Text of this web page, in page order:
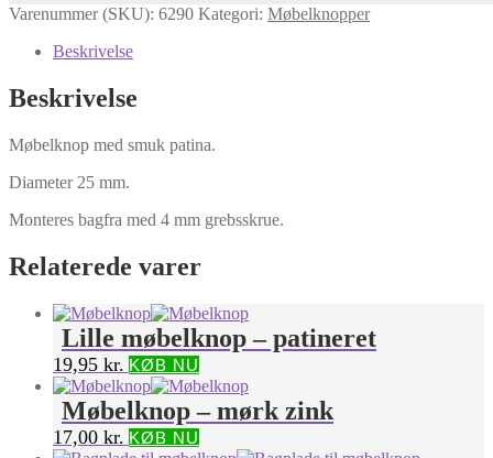
Varenummer (SKU): 6290 Kategori: Møbelknopper
Beskrivelse
Beskrivelse
Møbelknop med smuk patina.
Diameter 25 mm.
Monteres bagfra med 4 mm grebsskrue.
Relaterede varer
Lille møbelknop – patineret
19,95 kr. KØB NU
Møbelknop – mørk zink
17,00 kr. KØB NU